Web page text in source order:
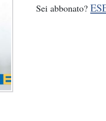
Sei abbonato?